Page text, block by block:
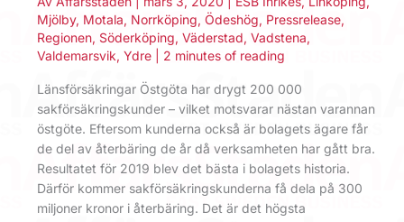
Mjölby, Motala, Norrköping, Ödeshög, Pressrelease,
Regionen, Söderköping, Väderstad, Vadstena,
Valdemarsvik, Ydre 2 minutes of reading
Länsförsäkringar Östgöta har drygt 200 000
sakförsäkringskunder – vilket motsvarar nästan varannan
östgöte. Eftersom kunderna också är bolagets ägare får
de del av återbäring de år då verksamheten har gått bra.
Resultatet för 2019 blev det bästa i bolagets historia.
Därför kommer sakförsäkringskunderna få dela på 300
miljoner kronor i återbäring. Det är det högsta